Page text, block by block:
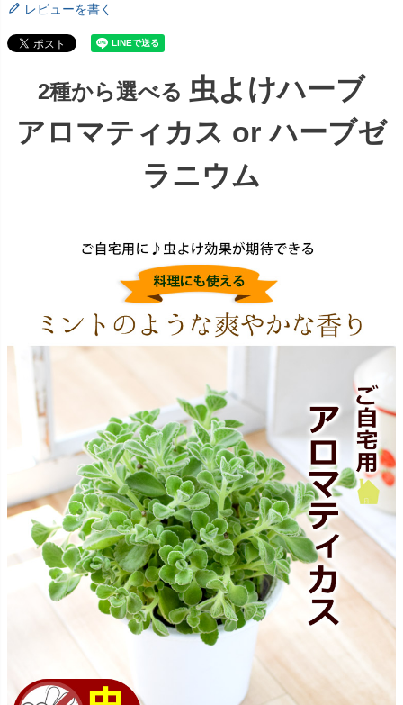
レビューを書く
2種から選べる 虫よけハーブ
アロマティカス or ハーブゼ
ラニウム